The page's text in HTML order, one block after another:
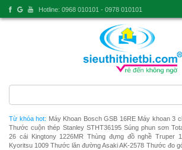
Từ khóa hot: Máy Khoan Bosch GSB 16RE Máy khoan 3
Thước cuộn thép Stanley STHT36195 Súng phun sơn
26 cái Kingtony 1226MR Thùng đựng đồ nghề Truper
Kyoritsu 1009 Thước lăn đường Asaki AK-2578 Thước đo
Hotline: 0968 010101 - 0978 010101